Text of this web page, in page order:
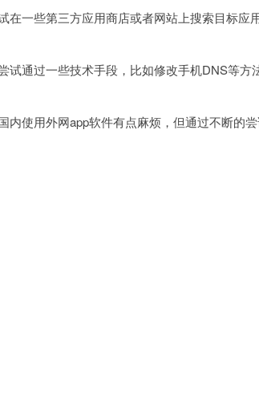
一些第三方应用商店或者网站上搜索目标应
通过一些技术手段，比如修改手机DNS等方
使用外网app软件有点麻烦，但通过不断的